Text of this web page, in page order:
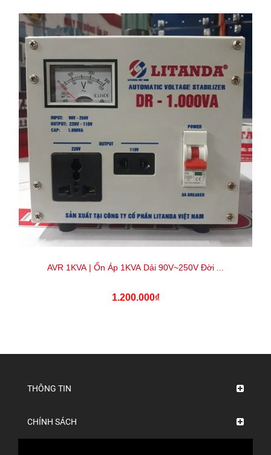
AVR 1KVA | Ổn Áp 1KVA Dải 90V~250V Đời ...
1.200.000₫
THÔNG TIN
CHÍNH SÁCH